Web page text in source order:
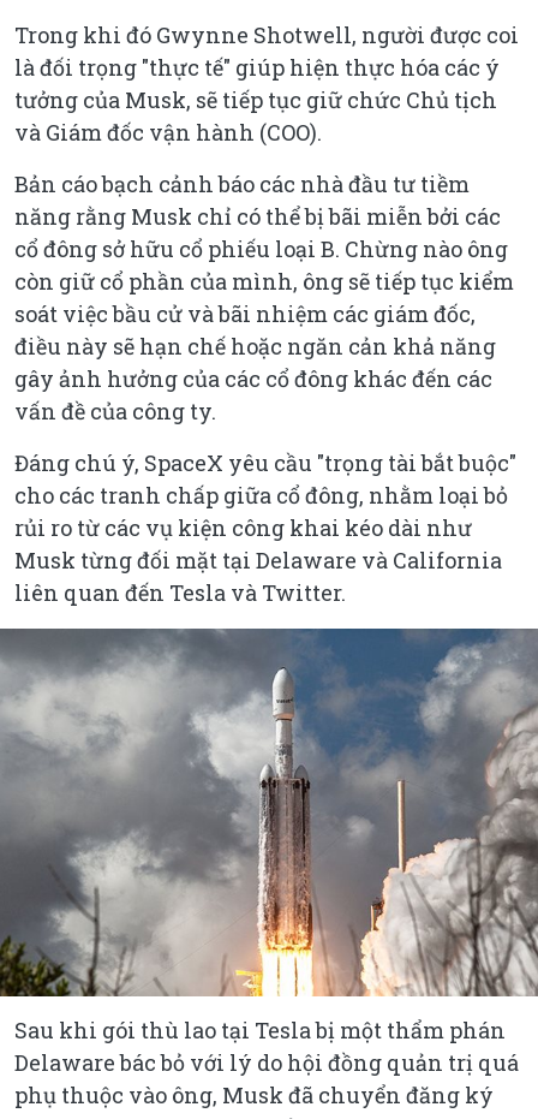
Trong khi đó Gwynne Shotwell, người được coi
là đối trọng "thực tế" giúp hiện thực hóa các ý
tưởng của Musk, sẽ tiếp tục giữ chức Chủ tịch
và Giám đốc vận hành (COO).
Bản cáo bạch cảnh báo các nhà đầu tư tiềm
năng rằng Musk chỉ có thể bị bãi miễn bởi các
cổ đông sở hữu cổ phiếu loại B. Chừng nào ông
còn giữ cổ phần của mình, ông sẽ tiếp tục kiểm
soát việc bầu cử và bãi nhiệm các giám đốc,
điều này sẽ hạn chế hoặc ngăn cản khả năng
gây ảnh hưởng của các cổ đông khác đến các
vấn đề của công ty.
Đáng chú ý, SpaceX yêu cầu "trọng tài bắt buộc"
cho các tranh chấp giữa cổ đông, nhằm loại bỏ
rủi ro từ các vụ kiện công khai kéo dài như
Musk từng đối mặt tại Delaware và California
liên quan đến Tesla và Twitter.
Sau khi gói thù lao tại Tesla bị một thẩm phán
Delaware bác bỏ với lý do hội đồng quản trị quá
phụ thuộc vào ông, Musk đã chuyển đăng ký